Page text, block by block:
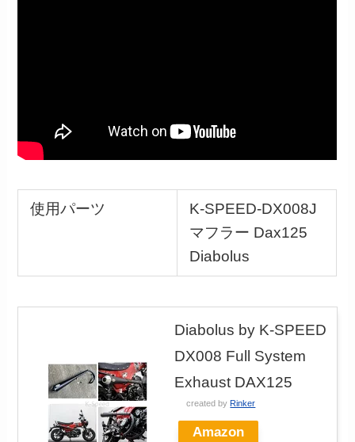
使用パーツ
K-SPEED-DX008J
マフラー Dax125
Diabolus
Diabolus by K-SPEED
DX008 Full System
Exhaust DAX125
created byRinker
Amazon